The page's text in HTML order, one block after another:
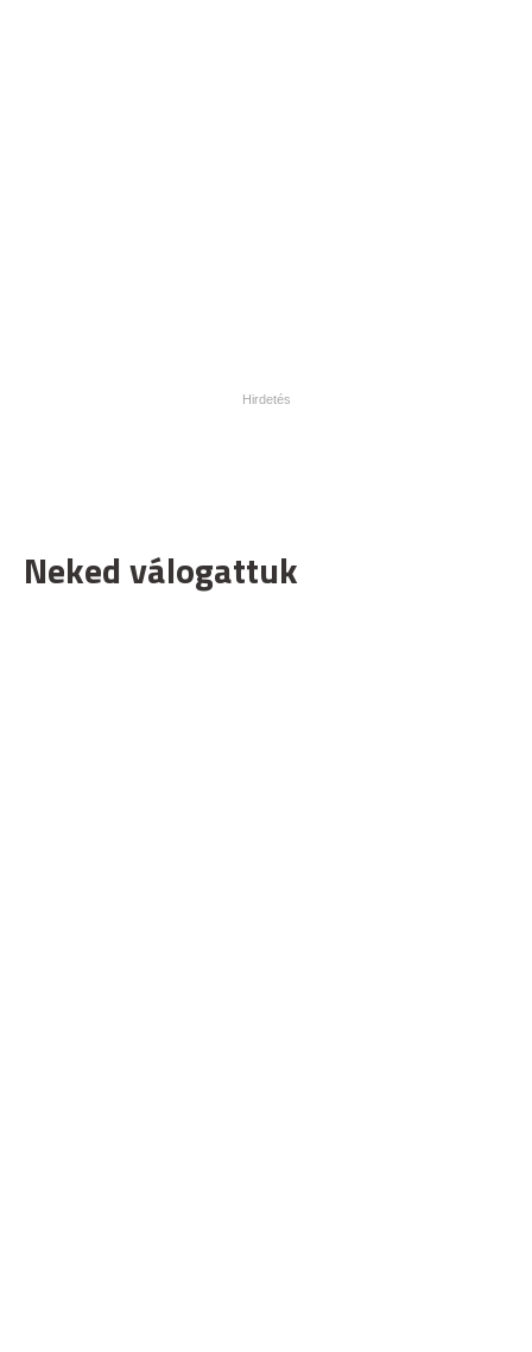
Neked válogattuk